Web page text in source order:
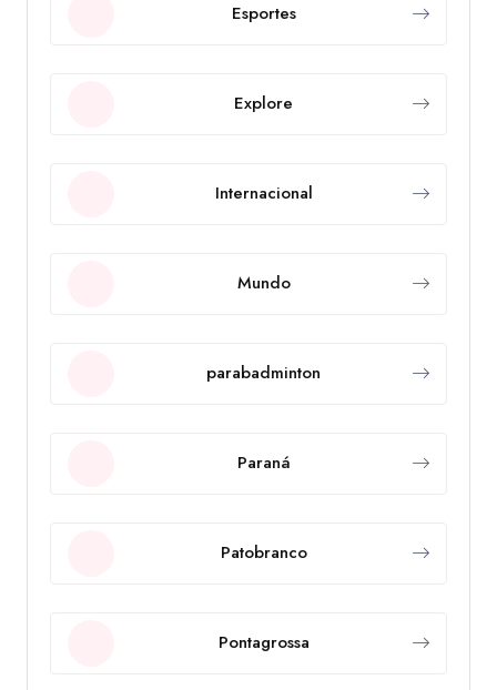
Esportes
Explore
Internacional
Mundo
parabadminton
Paraná
Patobranco
Pontagrossa